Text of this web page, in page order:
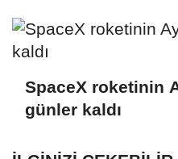
SpaceX roketinin
günler kaldı